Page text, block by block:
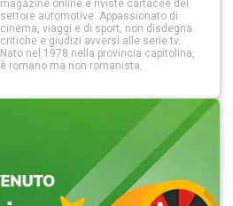
magazine online e riviste cartacee del
settore automotive. Appassionato di
cinema, viaggi e di sport, non disdegna
critiche e giudizi avversi alle serie tv.
Nato nel 1978 nella provincia capitolina,
è romano ma non romanista.